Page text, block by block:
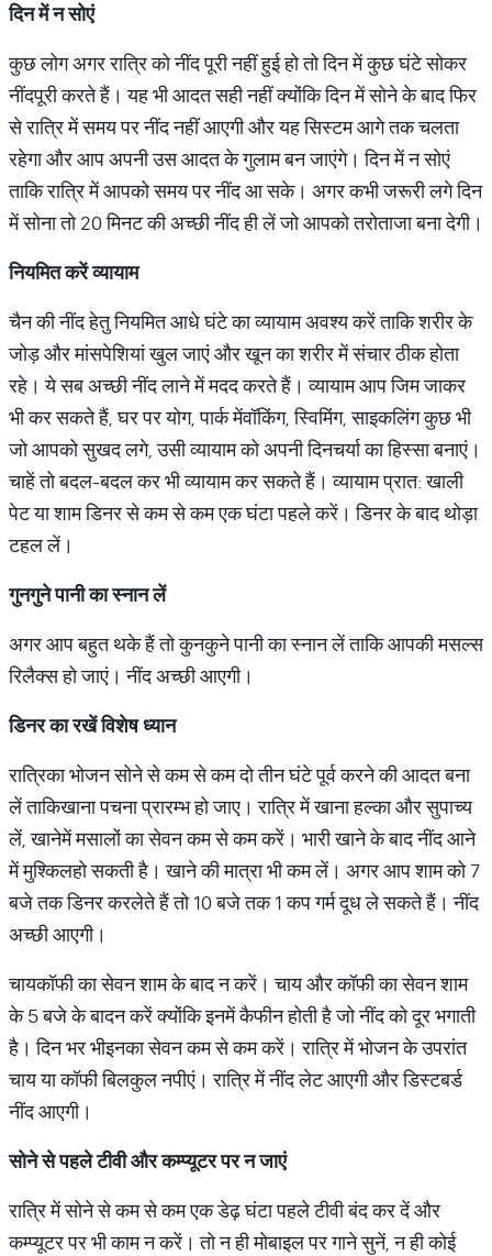
दिनमेंनसोएं
कुछ लोग अगर रात्रि को नींद पूरी नहीं हुई हो तो दिन में कुछ घंटे सोकर
नींदपूरी करते हैं। यह भी आदत सही नहीं क्योंकि दिन में सोने के बाद फिर
से रात्रि में समय पर नींद नहीं आएगी और यह सिस्टम आगे तक चलता
रहेगा और आप अपनी उस आदत के गुलाम बन जाएंगे। दिन में न सोएं
ताकि रात्रि में आपको समय पर नींद आ सके। अगर कभी जरूरी लगे दिन
में सोना तो 20 मिनट की अच्छी नींद ही लें जो आपको तरोताजा बना देगी।
नियमितकरेंव्यायाम
चैन की नींद हेतु नियमित आधे घंटे का व्यायाम अवश्य करें ताकि शरीर के
जोड़ और मांसपेशियां खुल जाएं और खून का शरीर में संचार ठीक होता
रहे। ये सब अच्छी नींद लाने में मदद करते हैं। व्यायाम आप जिम जाकर
भी कर सकते हैं, घर पर योग, पार्क मेंवॉकिंग, स्विमिंग, साइकलिंग कुछ भी
जो आपको सुखद लगे, उसी व्यायाम को अपनी दिनचर्या का हिस्सा बनाएं।
चाहें तो बदल-बदल कर भी व्यायाम कर सकते हैं। व्यायाम प्रात: खाली
पेट या शाम डिनर से कम से कम एक घंटा पहले करें। डिनर के बाद थोड़ा
टहल लें।
गुनगुनेपानीकास्नानलें
अगर आप बहुत थके हैं तो कुनकुने पानी का स्नान लें ताकि आपकी मसल्स
रिलैक्स हो जाएं। नींद अच्छी आएगी।
डिनरकारखेंविशेषध्यान
रात्रिका भोजन सोने से कम से कम दो तीन घंटे पूर्व करने की आदत बना
लें ताकिखाना पचना प्रारम्भ हो जाए। रात्रि में खाना हल्का और सुपाच्य
लें, खानेमें मसालों का सेवन कम से कम करें। भारी खाने के बाद नींद आने
में मुश्किलहो सकती है। खाने की मात्रा भी कम लें। अगर आप शाम को 7
बजे तक डिनर करलेते हैं तो 10 बजे तक 1 कप गर्म दूध ले सकते हैं। नींद
अच्छी आएगी।
चायकॉफी का सेवन शाम के बाद न करें। चाय और कॉफी का सेवन शाम
के 5 बजे के बादन करें क्योंकि इनमें कैफीन होती है जो नींद को दूर भगाती
है। दिन भर भीइनका सेवन कम से कम करें। रात्रि में भोजन के उपरांत
चाय या कॉफी बिलकुल नपीएं। रात्रि में नींद लेट आएगी और डिस्टबर्ड
नींद आएगी।
सोनेसेपहलेटीवीऔरकम्प्यूटरपरनजाएं
रात्रि में सोने से कम से कम एक डेढ़ घंटा पहले टीवी बंद कर दें और
कम्प्यूटर पर भी काम न करें। तो न ही मोबाइल पर गाने सुनें, न ही कोई